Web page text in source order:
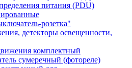
питания (PDU)
розетка"
детекторы освещенности,
комплектный
сумеречный (фотореле)